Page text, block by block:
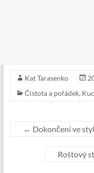
Kat Tarasenko
Čistota a pořádek,
← Dokončení ve
Roštový